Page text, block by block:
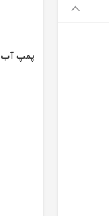
پمپ آب